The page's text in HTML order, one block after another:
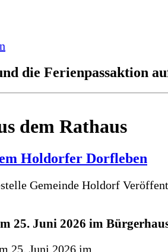
die Ferienpassaktion
dem Rathaus
Holdorfer Dorfleben
Gemeinde Holdorf
25. Juni 2026 im